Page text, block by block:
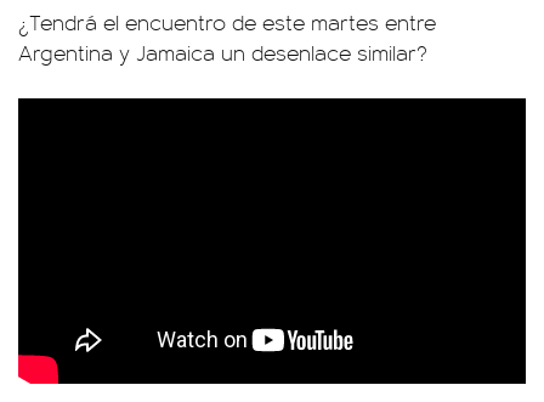
¿Tendrá el encuentro de este martes entre
Argentina y Jamaica un desenlace similar?